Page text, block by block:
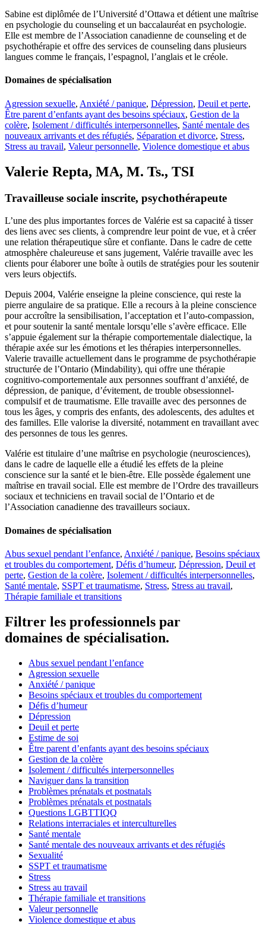
Sabine est diplômée de l’Université d’Ottawa et détient une maîtrise
en psychologie du counseling et un baccalauréat en psychologie.
Elle est membre de l’Association canadienne de counseling et de
psychothérapie et offre des services de counseling dans plusieurs
langues comme le français, l’espagnol, l’anglais et le créole.
Domaines de spécialisation
Agression sexuelle, Anxiété / panique, Dépression, Deuil et perte,
Être parent d’enfants ayant des besoins spéciaux, Gestion de la
colère, Isolement / difficultés interpersonnelles, Santé mentale des
nouveaux arrivants et des réfugiés, Séparation et divorce, Stress,
Stress au travail, Valeur personnelle, Violence domestique et abus
Valerie Repta, MA, M. Ts., TSI
Travailleuse sociale inscrite, psychothérapeute
L’une des plus importantes forces de Valérie est sa capacité à tisser
des liens avec ses clients, à comprendre leur point de vue, et à créer
une relation thérapeutique sûre et confiante. Dans le cadre de cette
atmosphère chaleureuse et sans jugement, Valérie travaille avec les
clients pour élaborer une boîte à outils de stratégies pour les soutenir
vers leurs objectifs.
Depuis 2004, Valérie enseigne la pleine conscience, qui reste la
pierre angulaire de sa pratique. Elle a recours à la pleine conscience
pour accroître la sensibilisation, l’acceptation et l’auto-compassion,
et pour soutenir la santé mentale lorsqu’elle s’avère efficace. Elle
s’appuie également sur la thérapie comportementale dialectique, la
thérapie axée sur les émotions et les thérapies interpersonnelles.
Valerie travaille actuellement dans le programme de psychothérapie
structurée de l’Ontario (Mindability), qui offre une thérapie
cognitivo-comportementale aux personnes souffrant d’anxiété, de
dépression, de panique, d’évitement, de trouble obsessionnel-
compulsif et de traumatisme. Elle travaille avec des personnes de
tous les âges, y compris des enfants, des adolescents, des adultes et
des familles. Elle valorise la diversité, notamment en travaillant avec
des personnes de tous les genres.
Valérie est titulaire d’une maîtrise en psychologie (neurosciences),
dans le cadre de laquelle elle a étudié les effets de la pleine
conscience sur la santé et le bien-être. Elle possède également une
maîtrise en travail social. Elle est membre de l’Ordre des travailleurs
sociaux et techniciens en travail social de l’Ontario et de
l’Association canadienne des travailleurs sociaux.
Domaines de spécialisation
Abus sexuel pendant l’enfance, Anxiété / panique, Besoins spéciaux
et troubles du comportement, Défis d’humeur, Dépression, Deuil et
perte, Gestion de la colère, Isolement / difficultés interpersonnelles,
Santé mentale, SSPT et traumatisme, Stress, Stress au travail,
Thérapie familiale et transitions
Filtrer les professionnels par
domaines de spécialisation.
Abus sexuel pendant l’enfance
Agression sexuelle
Anxiété / panique
Besoins spéciaux et troubles du comportement
Défis d’humeur
Dépression
Deuil et perte
Estime de soi
Être parent d’enfants ayant des besoins spéciaux
Gestion de la colère
Isolement / difficultés interpersonnelles
Naviguer dans la transition
Problèmes prénatals et postnatals
Problèmes prénatals et postnatals
Questions LGBTTIQQ
Relations interraciales et interculturelles
Santé mentale
Santé mentale des nouveaux arrivants et des réfugiés
Sexualité
SSPT et traumatisme
Stress
Stress au travail
Thérapie familiale et transitions
Valeur personnelle
Violence domestique et abus